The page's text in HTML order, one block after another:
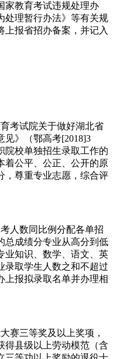
家教育考试违规处理办
处理暂行办法》等有关规
上报省招办备案，并记入
考试院关于做好湖北省
见》（鄂高考[2018]3
院校单独招生录取工作的
着公平、公正、公开的原
，尊重专业志愿，综合评
人数同比例分配各单招
总成绩分专业从高分到低
业知识、数学、语文、英
录取学生人数之和不超过
上报拟录取名单并办理相
赛三等奖及以上奖项，
得县级以上劳动模范（含